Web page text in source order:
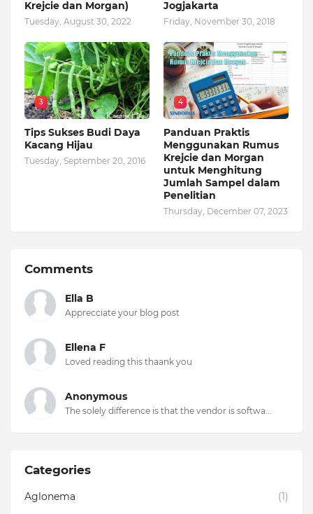
Krejcie dan Morgan)
Tuesday, August 30, 2022
Jogjakarta
Friday, November 30, 2018
3
Tips Sukses Budi Daya
Kacang Hijau
Tuesday, September 20, 2016
4
Panduan Praktis
Menggunakan Rumus
Krejcie dan Morgan
untuk Menghitung
Jumlah Sampel dalam
Penelitian
Thursday, December 07, 2023
Comments
Ella B
Apprecciate your blog post
Ellena F
Loved reading this thaank you
Anonymous
The solely difference is that the vendor is softwa...
Categories
Aglonema
(1)